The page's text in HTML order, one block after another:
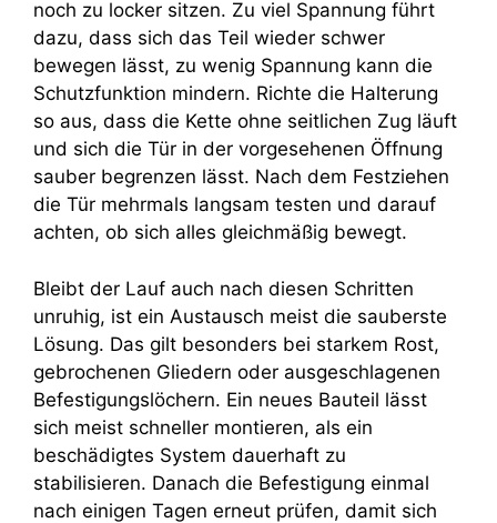
noch zu locker sitzen. Zu viel Spannung führt
dazu, dass sich das Teil wieder schwer
bewegen lässt, zu wenig Spannung kann die
Schutzfunktion mindern. Richte die Halterung
so aus, dass die Kette ohne seitlichen Zug läuft
und sich die Tür in der vorgesehenen Öffnung
sauber begrenzen lässt. Nach dem Festziehen
die Tür mehrmals langsam testen und darauf
achten, ob sich alles gleichmäßig bewegt.
Bleibt der Lauf auch nach diesen Schritten
unruhig, ist ein Austausch meist die sauberste
Lösung. Das gilt besonders bei starkem Rost,
gebrochenen Gliedern oder ausgeschlagenen
Befestigungslöchern. Ein neues Bauteil lässt
sich meist schneller montieren, als ein
beschädigtes System dauerhaft zu
stabilisieren. Danach die Befestigung einmal
nach einigen Tagen erneut prüfen, damit sich